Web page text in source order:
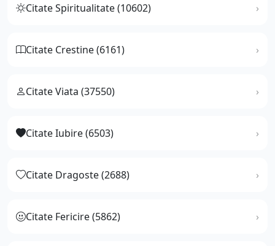
Citate Spiritualitate (10602)
Citate Crestine (6161)
Citate Viata (37550)
Citate Iubire (6503)
Citate Dragoste (2688)
Citate Fericire (5862)